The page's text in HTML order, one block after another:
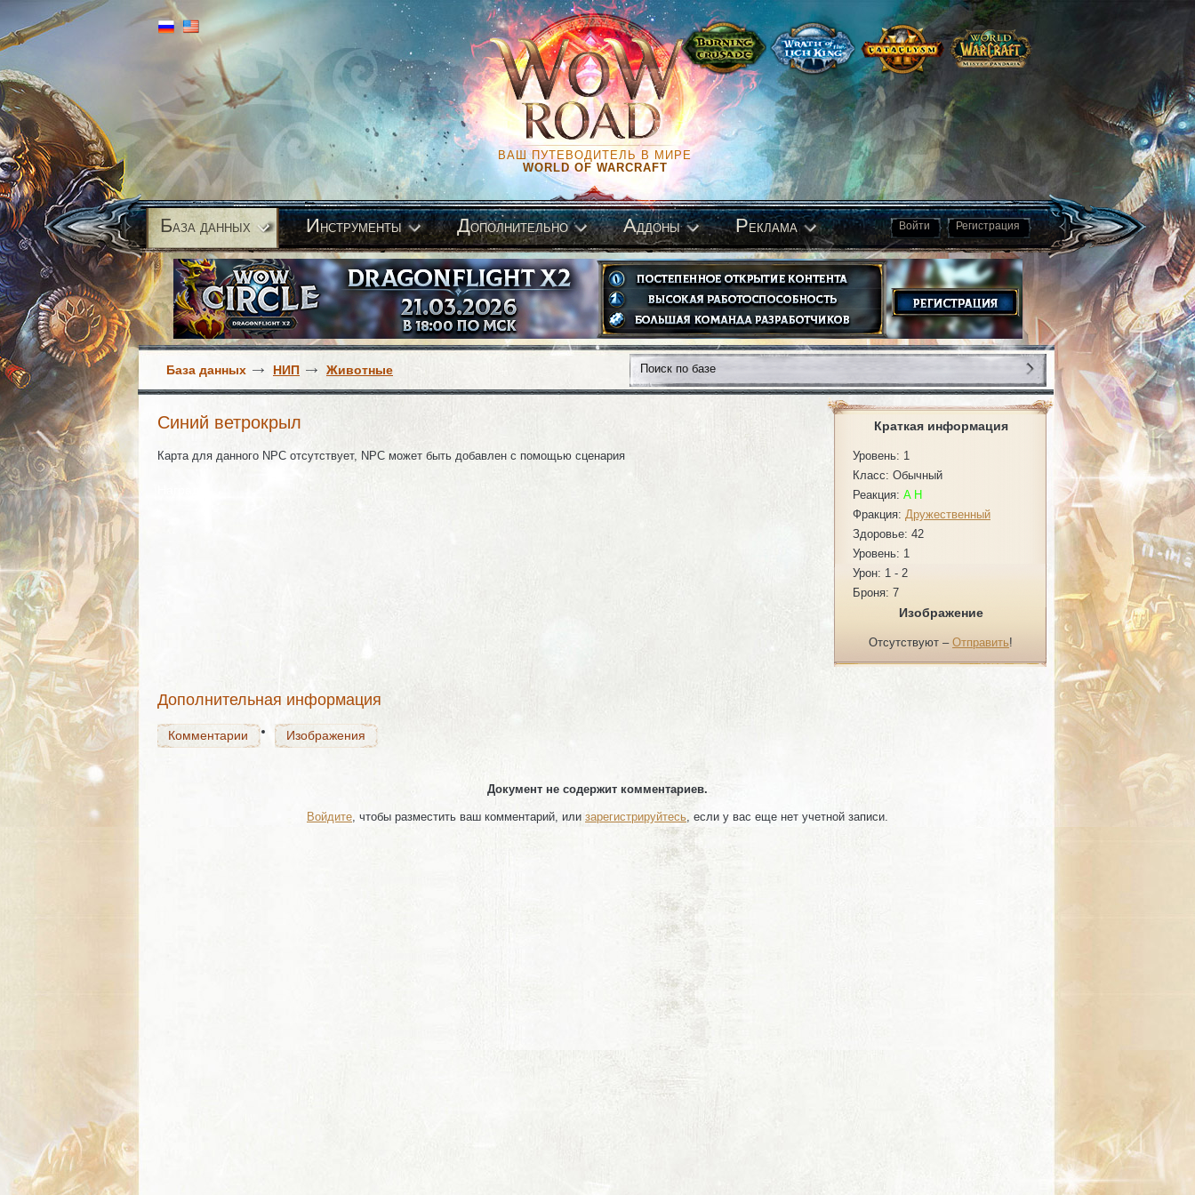
ВАШ ПУТЕВОДИТЕЛЬ В МИРЕ
WORLD OF WARCRAFT
Войти Регистрация
База данных Инструменты Дополнительно Аддоны Реклама
База данных НИП Животные
Краткая информация
Уровень: 1
Класс: Обычный
Реакция: A H
Фракция: Дружественный
Здоровье: 42
Уровень: 1
Урон: 1 - 2
Броня: 7
Изображение
Отсутствуют – Отправить!
Синий ветрокрыл
Карта для данного NPC отсутствует, NPC может быть добавлен с помощью сценария
Дополнительная информация
Комментарии Изображения
Документ не содержит комментариев.
Войдите , чтобы разместить ваш комментарий, или зарегистрируйтесь , если у вас еще нет учетной записи.